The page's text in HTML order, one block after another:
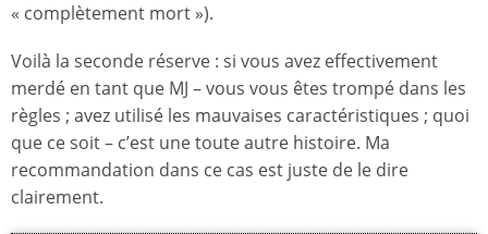
« complètement mort »).
Voilà la seconde réserve : si vous avez effectivement
merdé en tant que MJ – vous vous êtes trompé dans les
règles ; avez utilisé les mauvaises caractéristiques ; quoi
que ce soit – c’est une toute autre histoire. Ma
recommandation dans ce cas est juste de le dire
clairement.